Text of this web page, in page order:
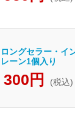
ロングセラー・
レーン1個入り
300円 (税込)